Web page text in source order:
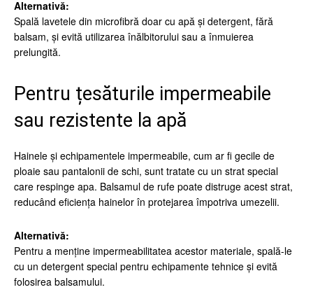
Alternativă:
Spală lavetele din microfibră doar cu apă și detergent, fără
balsam, și evită utilizarea înălbitorului sau a înmuierea
prelungită.
Pentru țesăturile impermeabile
sau rezistente la apă
Hainele și echipamentele impermeabile, cum ar fi gecile de
ploaie sau pantalonii de schi, sunt tratate cu un strat special
care respinge apa. Balsamul de rufe poate distruge acest strat,
reducând eficiența hainelor în protejarea împotriva umezelii.
Alternativă:
Pentru a menține impermeabilitatea acestor materiale, spală-le
cu un detergent special pentru echipamente tehnice și evită
folosirea balsamului.